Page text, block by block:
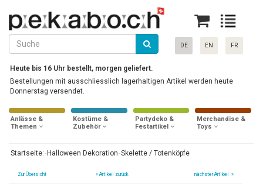
DE EN FR
Heute bis 16 Uhr bestellt, morgen geliefert.
Bestellungen mit ausschliesslich lagerhaltigen Artikel werden heute
Donnerstag versendet.
Anlässe &
Themen
Kostüme &
Zubehör
Partydeko &
Festartikel
Merchandise &
Toys
Startseite: Halloween Dekoration Skelette / Totenköpfe
Zur Übersicht «Artikel zurück nächster Artikel »